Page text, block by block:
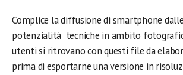
Complice la diffusione di smartphone
potenzialità tecniche in ambito
utenti si ritrovano con questi file da
prima di esportarne una versione in